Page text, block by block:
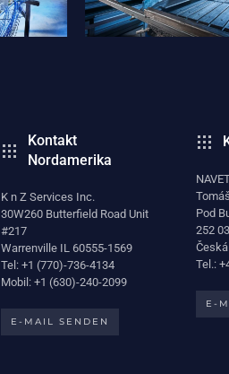
Kontakt
Nordamerika
K n Z Services Inc.
30W260 Butterfield Road Unit
#217
Warrenville IL 60555-1569
Tel: +1 (770)-736-4134
Mobil: +1 (630)-240-2099
E-MAIL SENDEN
Pod
252
Tel.:
E-